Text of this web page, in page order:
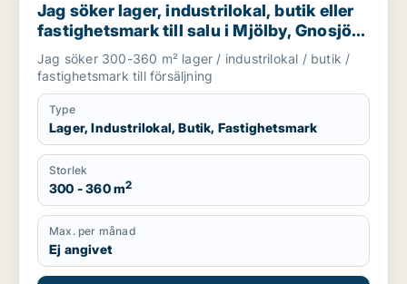
Jag söker lager, industrilokal, butik eller
fastighetsmark till salu i Mjölby, Gnosjö
eller Mullsjö m.fl.
Jag söker 300-360 m² lager / industrilokal / butik /
fastighetsmark till försäljning
Type
Lager, Industrilokal, Butik, Fastighetsmark
Storlek
300 - 360 m2
Max. per månad
Ej angivet